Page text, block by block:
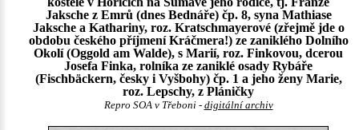
Jaksche z Emrů (dnes Bednáře) čp. 8, syna Mathiase
Jaksche a Kathariny, roz. Kratschmayerové (zřejmě jde o
obdobu českého příjmení Kráčmera!) ze zaniklého Dolního
Okolí (Oggold am Walde), s Marií, roz. Finkovou, dcerou
Josefa Finka, rolníka ze zaniklé osady Rybáře
(Fischbäckern, česky i Vyšbohy) čp. 1 a jeho ženy Marie,
roz. Lepschy, z Pláničky
Repro SOA v Třeboni - digitální archiv